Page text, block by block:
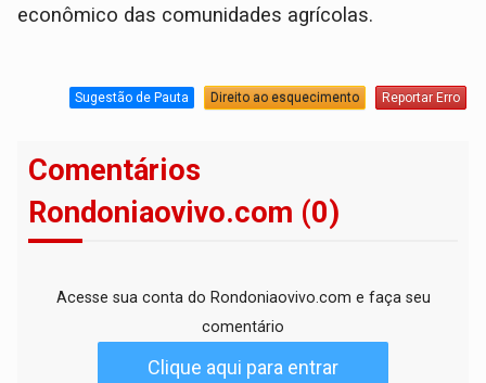
econômico das comunidades agrícolas.
Sugestão de Pauta Direito ao esquecimento Reportar Erro
Comentários
Rondoniaovivo.com (0)
Acesse sua conta do Rondoniaovivo.com e faça seu
comentário
Clique aqui para entrar